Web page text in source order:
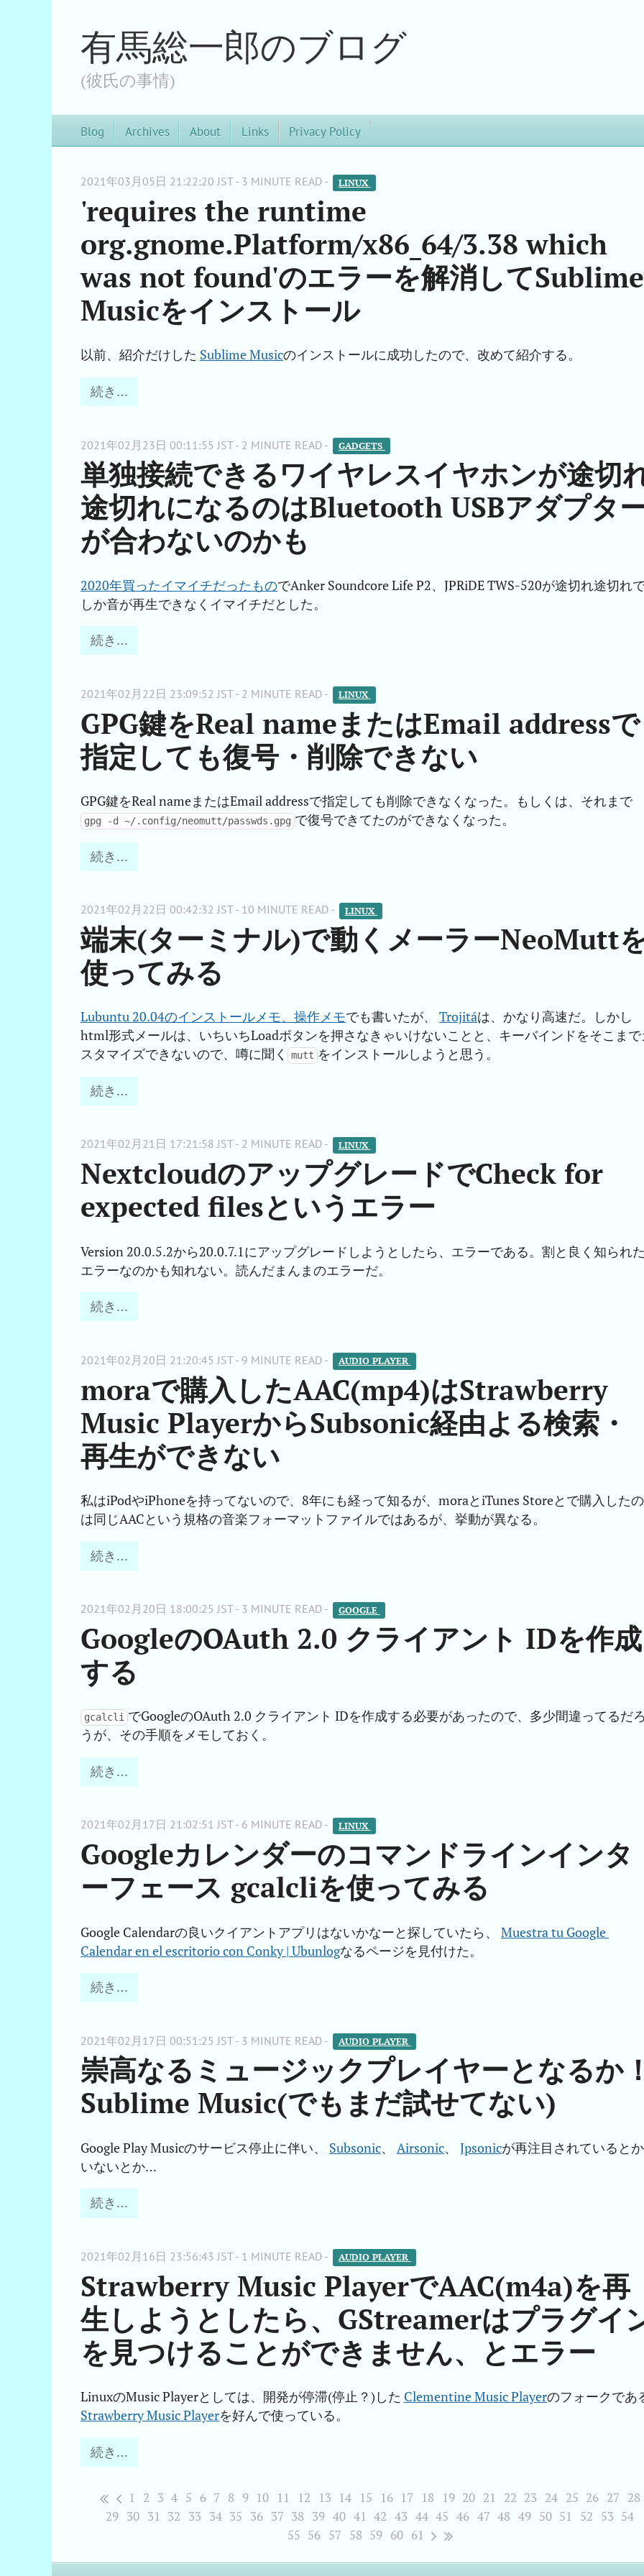
有馬総一郎のブログ
(彼氏の事情)
Blog Archives About Links Privacy Policy
2021年03月05日 21:22:20 JST - 3 MINUTE READ - LINUX
'requires the runtime
org.gnome.Platform/x86_64/3.38 which
was not found'のエラーを解消してSublime
Musicをインストール
以前、紹介だけした Sublime Musicのインストールに成功したので、改めて紹介する。
続き…
2021年02月23日 00:11:55 JST - 2 MINUTE READ - GADGETS
単独接続できるワイヤレスイヤホンが途切
途切れになるのはBluetooth USBアダプタ
が合わないのかも
2020年買ったイマイチだったものでAnker Soundcore Life P2、JPRiDE TWS-520が途切れ途切れ
しか音が再生できなくイマイチだとした。
続き…
2021年02月22日 23:09:52 JST - 2 MINUTE READ - LINUX
GPG鍵をReal nameまたはEmail addressで
指定しても復号・削除できない
GPG鍵をReal nameまたはEmail addressで指定しても削除できなくなった。もしくは、それまで
gpg -d ~/.config/neomutt/passwds.gpg で復号できてたのができなくなった。
続き…
2021年02月22日 00:42:32 JST - 10 MINUTE READ - LINUX
端末(ターミナル)で動くメーラーNeoMutt
使ってみる
Lubuntu 20.04のインストールメモ、操作メモでも書いたが、 Trojitáは、かなり高速だ。しかし
html形式メールは、いちいちLoadボタンを押さなきゃいけないことと、キーバインドをそこまで
スタマイズできないので、噂に聞く
mutt をインストールしようと思う。
続き…
2021年02月21日 17:21:58 JST - 2 MINUTE READ - LINUX
NextcloudのアップグレードでCheck for
expected filesというエラー
Version 20.0.5.2から20.0.7.1にアップグレードしようとしたら、エラーである。割と良く知られ
エラーなのかも知れない。読んだまんまのエラーだ。
続き…
2021年02月20日 21:20:45 JST - 9 MINUTE READ - AUDIO PLAYER
moraで購入したAAC(mp4)はStrawberry
Music PlayerからSubsonic経由よる検索・
再生ができない
私はiPodやiPhoneを持ってないので、8年にも経って知るが、moraとiTunes Storeとで購入したの
は同じAACという規格の音楽フォーマットファイルではあるが、挙動が異なる。
続き…
2021年02月20日 18:00:25 JST - 3 MINUTE READ - GOOGLE
GoogleのOAuth 2.0 クライアント IDを作成
する
gcalcli でGoogleのOAuth 2.0 クライアント IDを作成する必要があったので、多少間違ってるだ
うが、その手順をメモしておく。
続き…
2021年02月17日 21:02:51 JST - 6 MINUTE READ - LINUX
Googleカレンダーのコマンドラインインタ
ーフェース gcalcliを使ってみる
Google Calendarの良いクイアントアプリはないかなーと探していたら、 Muestra tu Google
Calendar en el escritorio con Conky | Ubunlogなるページを見付けた。
続き…
2021年02月17日 00:51:25 JST - 3 MINUTE READ - AUDIO PLAYER
崇高なるミュージックプレイヤーとなるか
Sublime Music(でもまだ試せてない)
Google Play Musicのサービス停止に伴い、 Subsonic、 Airsonic、 Jpsonicが再注目されているとか
いないとか…
続き…
2021年02月16日 23:56:43 JST - 1 MINUTE READ - AUDIO PLAYER
Strawberry Music PlayerでAAC(m4a)を再
生しようとしたら、GStreamerはプラグイ
を見つけることができません、とエラー
LinuxのMusic Playerとしては、開発が停滞(停止？)した Clementine Music Playerのフォークであ
Strawberry Music Playerを好んで使っている。
続き…
1 2 3 4 5 6 7 8 9 10 11 12 13 14 15 16 17 18 19 20 21 22 23 24 25 26 27 28
29 30 31 32 33 34 35 36 37 38 39 40 41 42 43 44 45 46 47 48 49 50 51 52 53 54
55 56 57 58 59 60 61